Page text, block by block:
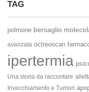
TAG
polmone bersaglio
avanzata octreoscan
ipertermia
Una storia da raccontare
Invecchiamento e Tumori